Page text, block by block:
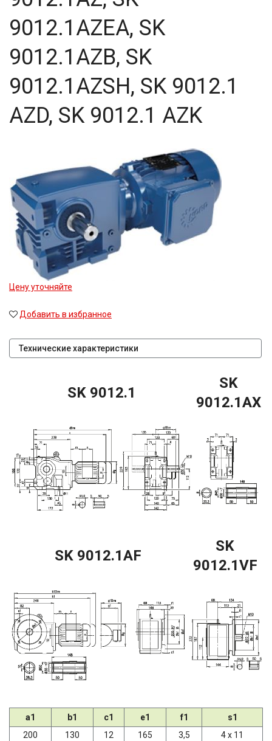
60
63
71
80
81,64
83,15
90,7
167,4
189
189,3
225
400
500
750
9012.1AZEA, SK
9012.1AZB, SK
9012.1AZSH, SK 9012.1
AZD, SK 9012.1 AZK
Цену уточняйте
Добавить в избранное
Технические характеристики
SK 9012.1
SK
9012.1AX
SK 9012.1AF
SK
9012.1VF
a1 b1 c1 e1 f1
s1
200
130 12 165 3,5 4 x 11